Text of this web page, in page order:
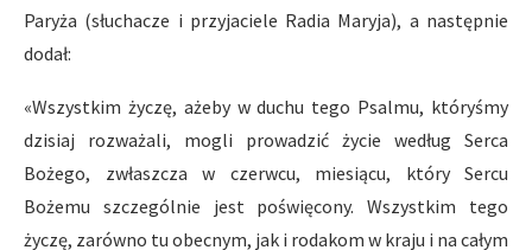
Paryża (słuchacze i przyjaciele Radia Maryja), a następnie
dodał:
«Wszystkim życzę, ażeby w duchu tego Psalmu, któryśmy
dzisiaj rozważali, mogli prowadzić życie według Serca
Bożego, zwłaszcza w czerwcu, miesiącu, który Sercu
Bożemu szczególnie jest poświęcony. Wszystkim tego
życzę, zarówno tu obecnym, jak i rodakom w kraju i na całym